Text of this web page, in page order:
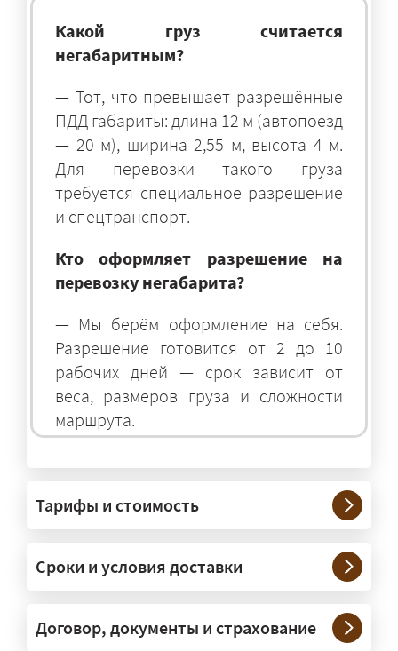
Какой груз считается
негабаритным?
— Тот, что превышает разрешённые
ПДД габариты: длина 12 м (автопоезд
— 20 м), ширина 2,55 м, высота 4 м.
Для перевозки такого груза
требуется специальное разрешение
и спецтранспорт.
Кто оформляет разрешение на
перевозку негабарита?
— Мы берём оформление на себя.
Разрешение готовится от 2 до 10
рабочих дней — срок зависит от
веса, размеров груза и сложности
маршрута.
— На тралах и низкорамниках —
платформах, рассчитанных на
крупногабаритную технику и
конструкции. Транспорт подбираем
под конкретные размеры и вес груза.
Тарифы и стоимость
Сроки и условия доставки
Договор, документы и страхование